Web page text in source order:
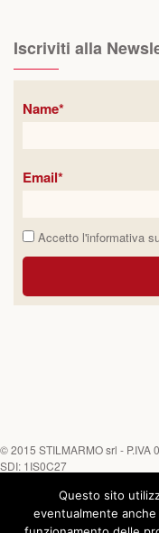
Iscriviti alla
Name*
Email*
Accetto l'informativa
© 2015 STILMARMO srl - P.IVA
SDI: 1IS0C27
Tel. +39 0882 645452 - Fax
Questo sito
eventualmente